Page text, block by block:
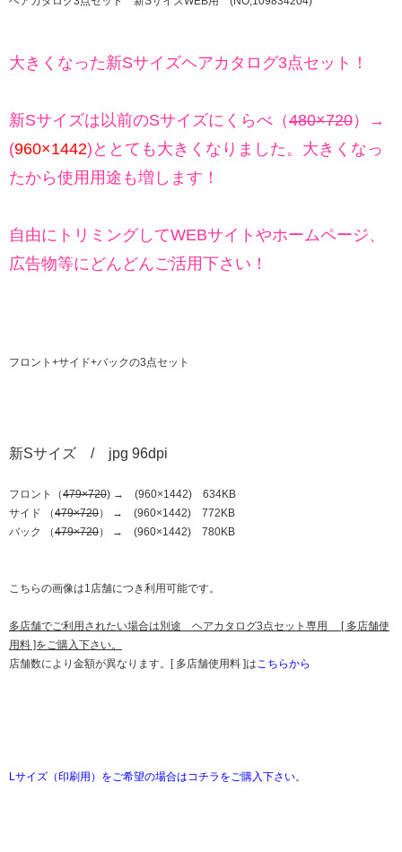
大きくなった新Sサイズヘアカタログ3点セット！
新Sサイズは以前のSサイズにくらべ（480×720）→
(960×1442)ととても大きくなりました。大きくなっ
たから使用用途も増します！
自由にトリミングしてWEBサイトやホームページ、
広告物等にどんどんご活用下さい！
フロント+サイド+バックの3点セット
新Sサイズ / jpg 96dpi
フロント（479×720) → (960×1442) 634KB
サイド （479×720） → (960×1442) 772KB
バック （479×720） → (960×1442) 780KB
こちらの画像は1店舗につき利用可能です。
多店舗でご利用されたい場合は別途 ヘアカタログ3点セット専用 [ 多店舗使
用料 ]をご購入下さい。
店舗数により金額が異なります。[ 多店舗使用料 ]はこちらから
Lサイズ（印刷用）をご希望の場合はコチラをご購入下さい。